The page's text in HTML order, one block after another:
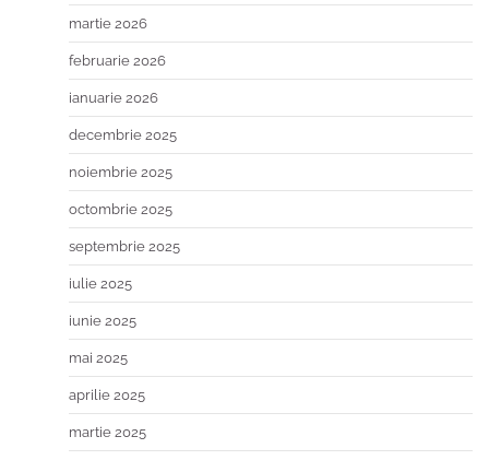
martie 2026
februarie 2026
ianuarie 2026
decembrie 2025
noiembrie 2025
octombrie 2025
septembrie 2025
iulie 2025
iunie 2025
mai 2025
aprilie 2025
martie 2025